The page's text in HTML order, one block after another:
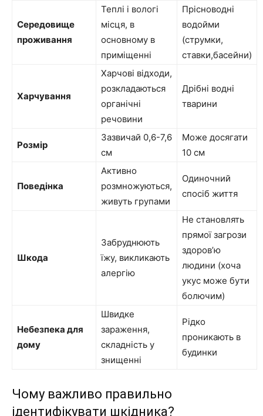
Середовище
проживання
Теплі і вологі
місця, в
основному в
приміщенні
Прісноводні
водойми
(струмки,
ставки,басейни)
Харчування
Харчові відходи,
розкладаються
органічні
речовини
Дрібні водні
тварини
Розмір
Зазвичай 0,6-7,6
см
Може досягати
10 см
Поведінка
Активно
розмножуються,
живуть групами
Одиночний
спосіб життя
Шкода
Забруднюють
їжу, викликають
алергію
Не становлять
прямої загрози
здоров’ю
людини (хоча
укус може бути
болючим)
Небезпека для
дому
Швидке
зараження,
складність у
знищенні
Рідко
проникають в
будинки
Чому важливо правильно
ідентифікувати шкідника?